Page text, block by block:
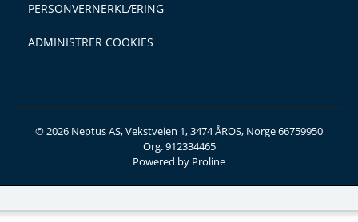
PERSONVERNERKLÆRING
ADMINISTRER COOKIES
© 2026 Neptus AS, Vekstveien 1, 3474 ÅROS, Norge 66759950
Org. 912334465
Powered by Proline